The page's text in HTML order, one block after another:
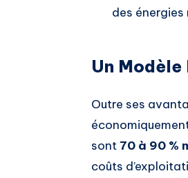
des énergies
Un
Outre ses
sont 70 à 90 %
coûts